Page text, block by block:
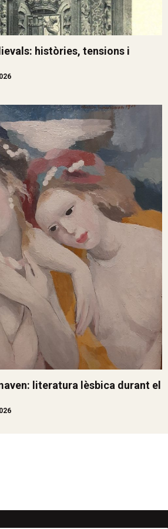
històries, tensions i
literatura lèsbica durant el